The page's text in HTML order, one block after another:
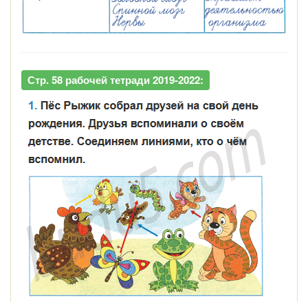
Стр. 58 рабочей тетради 2019-2022: